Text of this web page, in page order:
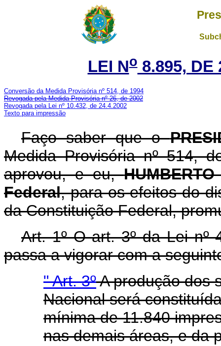
LEI No8.895, DE
Conversão da Medida Provisória nº 514, de 1994
Revogada pela Medida Provisória nº 26, de 2002
Revogada pela Lei nº 10.432, de 24.4.2002
Texto para impressão
Faço saber que o
Medida Provisória nº 514,
aprovou, e eu,
Federal, para os efeitos do
da Constituição Federal,
Art. 1º O art. 3º da Lei nº
passa a vigorar com a
" Art. 3ºA produção dos
Nacional será
mínima de 11.840
nas demais áreas, e da